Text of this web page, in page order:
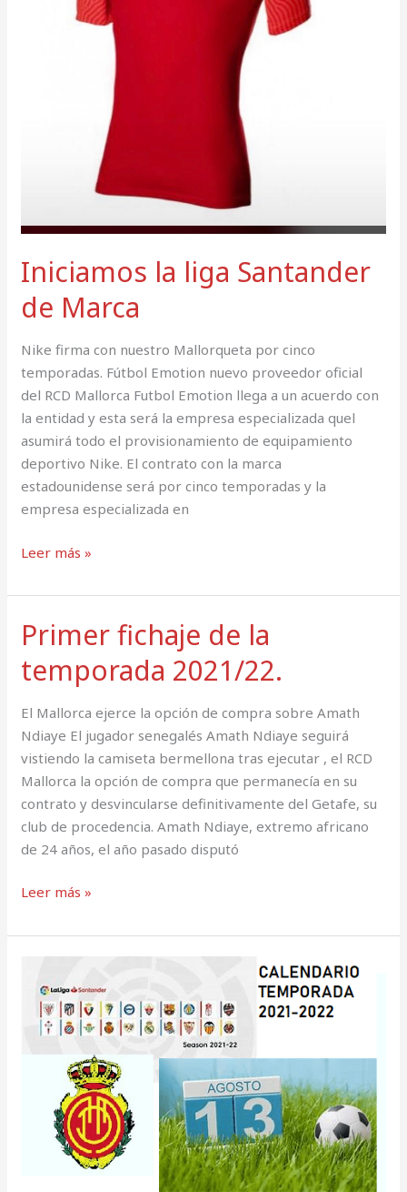
Iniciamos la liga Santander
de Marca
Nike firma con nuestro Mallorqueta por cinco
temporadas. Fútbol Emotion nuevo proveedor oficial
del RCD Mallorca Futbol Emotion llega a un acuerdo con
la entidad y esta será la empresa especializada quel
asumirá todo el provisionamiento de equipamiento
deportivo Nike. El contrato con la marca
estadounidense será por cinco temporadas y la
empresa especializada en
Leer más »
Primer fichaje de la
temporada 2021/22.
El Mallorca ejerce la opción de compra sobre Amath
Ndiaye El jugador senegalés Amath Ndiaye seguirá
vistiendo la camiseta bermellona tras ejecutar , el RCD
Mallorca la opción de compra que permanecía en su
contrato y desvincularse definitivamente del Getafe, su
club de procedencia. Amath Ndiaye, extremo africano
de 24 años, el año pasado disputó
Primer
fichaje
de
temporada
2021/22.
Leer más »
RCD
Mallorca.